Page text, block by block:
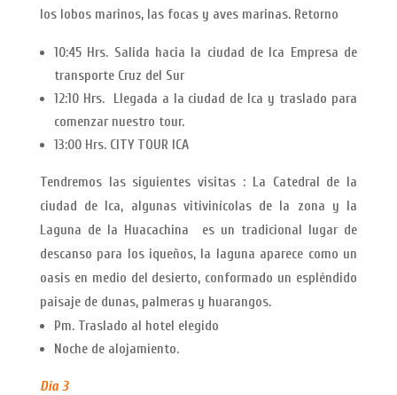
los lobos marinos, las focas y aves marinas. Retorno
10:45 Hrs. Salida hacia la ciudad de Ica Empresa de
transporte Cruz del Sur
12:10 Hrs. Llegada a la ciudad de Ica y traslado para
comenzar nuestro tour.
13:00 Hrs. CITY TOUR ICA
Tendremos las siguientes visitas : La Catedral de la
ciudad de Ica, algunas vitivinícolas de la zona y la
Laguna de la Huacachina es un tradicional lugar de
descanso para los iqueños, la laguna aparece como un
oasis en medio del desierto, conformado un espléndido
paisaje de dunas, palmeras y huarangos.
Pm. Traslado al hotel elegido
Noche de alojamiento.
Día 3